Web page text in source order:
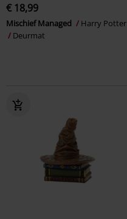
€ 18,99
Mischief Managed
Harry Potter
Deurmat